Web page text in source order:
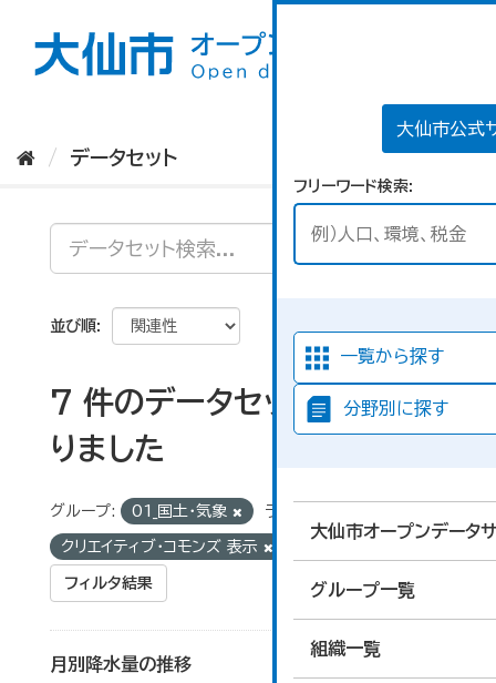
大仙市公式
フリーワード検索
一覧から探す
分野別に探す
大仙市オープンデータ
グループ一覧
組織一覧
データセット
並び順
7 件のデータセットが見つか
りました
グループ: 01_国土・気象 ライセンス:
クリエイティブ・コモンズ 表示
フィルタ結果
月別降水量の推移